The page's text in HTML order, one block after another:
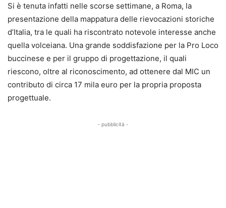
Si è tenuta infatti nelle scorse settimane, a Roma, la
presentazione della mappatura delle rievocazioni storiche
d’Italia, tra le quali ha riscontrato notevole interesse anche
quella volceiana. Una grande soddisfazione per la Pro Loco
buccinese e per il gruppo di progettazione, il quali
riescono, oltre al riconoscimento, ad ottenere dal MIC un
contributo di circa 17 mila euro per la propria proposta
progettuale.
- pubblicità -